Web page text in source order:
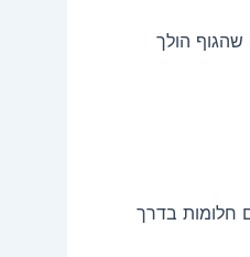
הולך
חלומות בדרך